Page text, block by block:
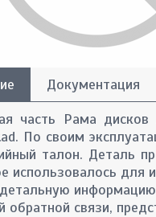
Документация
часть Рама
По своим
талон. Деталь
использовалось для
обратной связи,